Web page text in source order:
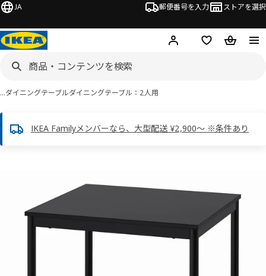
JA 郵便番号を入力 ストアを選択
ログイン・新規入会
欲しいものリスト
カート
…ダイニングテーブルダイニングテーブル：2人用
IKEA Familyメンバーなら、大型配送 ¥2,900～ ※条件あり